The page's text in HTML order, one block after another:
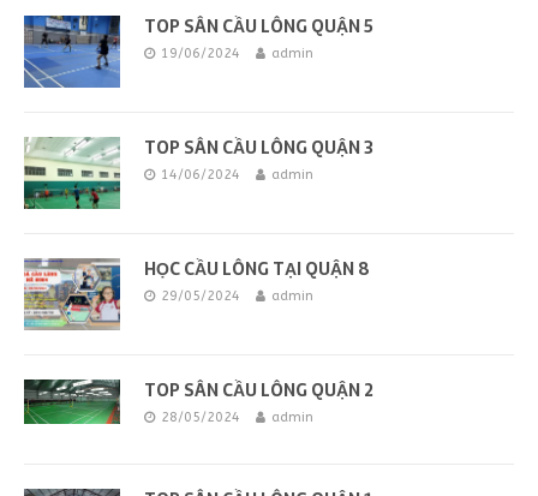
TOP SÂN CẦU LÔNG QUẬN 5
19/06/2024 admin
TOP SÂN CẦU LÔNG QUẬN 3
14/06/2024 admin
HỌC CẦU LÔNG TẠI QUẬN 8
29/05/2024 admin
TOP SÂN CẦU LÔNG QUẬN 2
28/05/2024 admin